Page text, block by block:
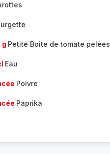
g Petite Boite de tomate pelées
Eau
Poivre
Paprika